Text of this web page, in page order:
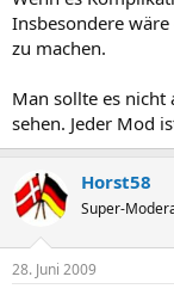
Insbesondere
zu machen.
Man sollte es nicht
sehen. Jeder Mod
Horst58
Super-
28. Juni 2009